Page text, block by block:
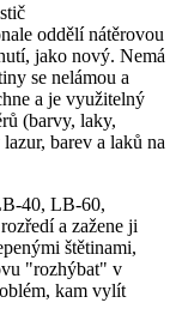
oddělí nátěrovou
jako nový. Nemá
se nelámou a
a je využitelný
(barvy, laky,
barev a laků na
40, LB-60,
a zažene ji
štětinami,
"rozhýbat" v
kam vylít